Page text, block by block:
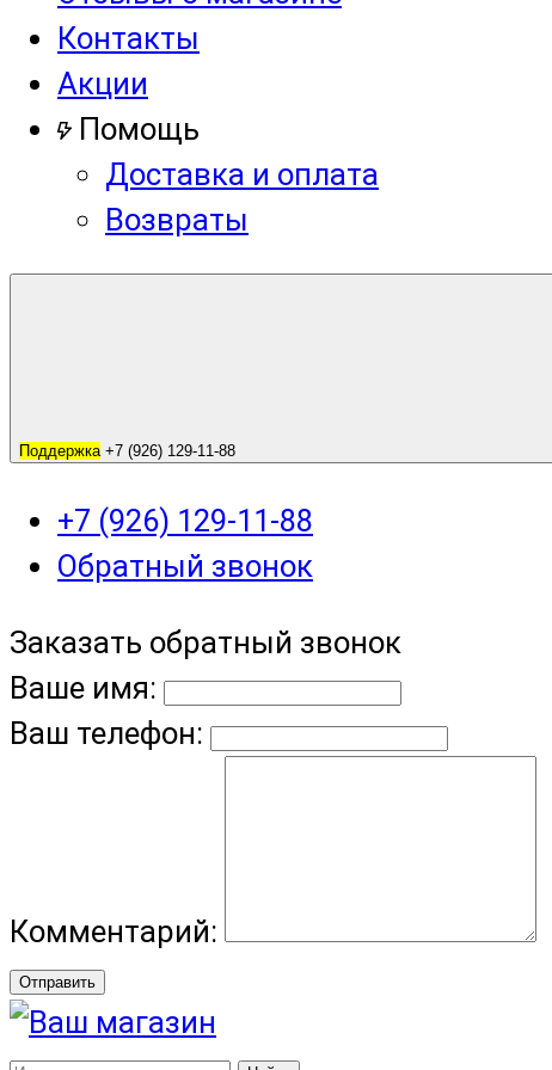
Контакты
Акции
Помощь
Доставка и оплата
Возвраты
Поддержка +7 (926) 129-11-88
+7 (926) 129-11-88
Обратный звонок
Заказать обратный звонок
Ваше имя:
Ваш телефон:
Комментарий:
Отправить